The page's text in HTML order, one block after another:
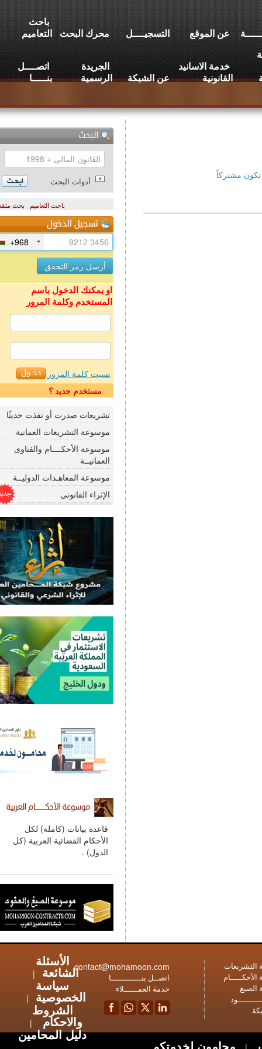
عن الموقع التسجيــــل محرك البحث
باحث
التعاميم
خدمة الاسانيد
القانونية
عن الشبكة
الجريدة
الرسمية
اتصــــل
بنـــــا
أدوات البحث
باحث التعاميم بحث متقدم
+968
او يمكنك الدخول باسم
المستخدم وكلمة المرور
نسيت كلمة المرور
مستخدم جديد ؟
تشريعات صدرت أو نفذت حديثًا
موسوعة التشريعات العمانية
موسوعة الأحكــــام والفتاوى
العمانيــة
موسوعة المعاهـدات الدوليــة
الإثراء القانونى
قاعدة بيانات (كاملة) لكل
الأحكام القضائية العربية (كل
الدول) .
contact@mohamoon.com
اتصــل بنـــــــــــــا
خدمة العمــــــلاء
الأسئلة
الشائعة |
سياسة
الخصوصية |
الشروط
والاحكام |
دليل المحامين